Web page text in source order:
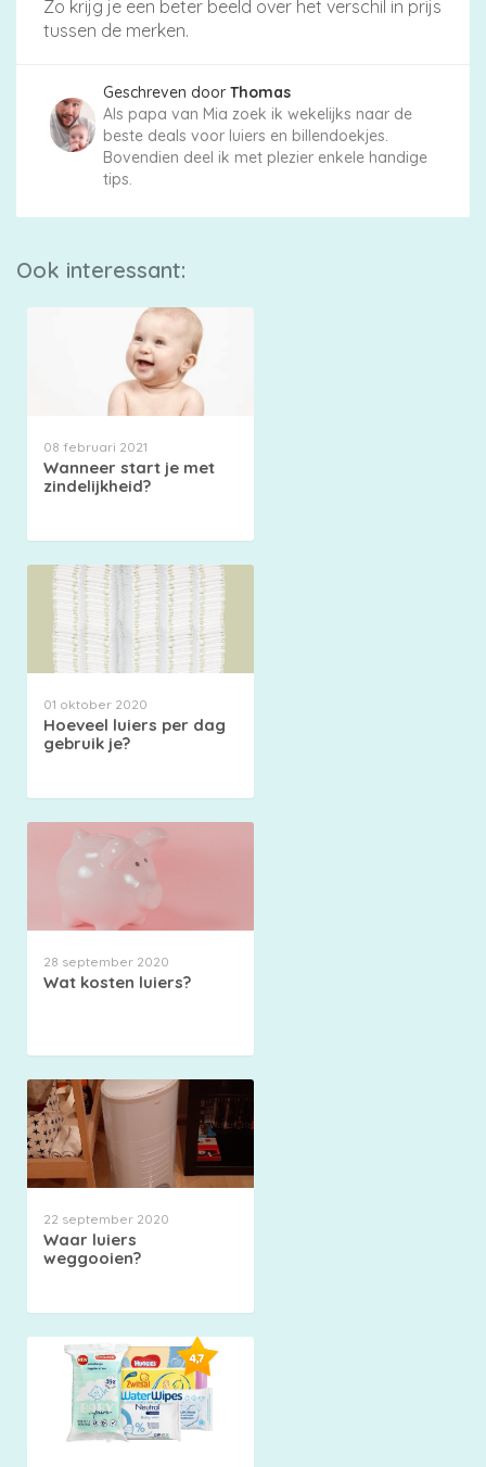
Zo krijg je een beter beeld over het verschil in prijs
tussen de merken.
Geschreven door Thomas
Als papa van Mia zoek ik wekelijks naar de
beste deals voor luiers en billendoekjes.
Bovendien deel ik met plezier enkele handige
tips.
Ook interessant:
08 februari 2021
Wanneer start je met
zindelijkheid?
01 oktober 2020
Hoeveel luiers per dag
gebruik je?
28 september 2020
Wat kosten luiers?
22 september 2020
Waar luiers
weggooien?